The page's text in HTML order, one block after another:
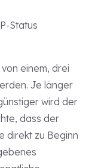
Status
einem, drei
Je länger
wird der
dass der
direkt zu Beginn